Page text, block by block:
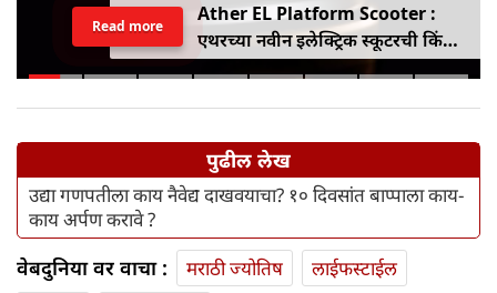
Ather EL Platform Scooter :
एथरच्या नवीन इलेक्ट्रिक स्कूटरची किंमत
जाहीर, जाणून घ्या कोनार्कमध्ये कोणती
Read more
पुढील लेख
उद्या गणपतीला काय नैवेद्य दाखवयाचा? १० दिवसांत बाप्पाला काय-
काय अर्पण करावे ?
वेबदुनिया वर वाचा : मराठी ज्योतिष
लाईफस्टाईल